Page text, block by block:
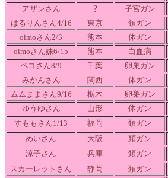
アザンさん ? 子宮ガン
はるりんさん4/16 東京 頚ガン
oimoさん2/3 熊本 体ガン
oimoさん妹6/15 熊本 白血病
ペコさん8/9 千葉 卵巣ガン
みかんさん
関西 体ガン
ムムままさん9/16 栃木 卵巣ガン
ゆうゆさん 山形 体ガン
すももさん1/13 福岡 頚ガン
めいさん 大阪 頚ガン
涼子さん 兵庫 頚ガン
スカーレットさん 静岡 頚ガン